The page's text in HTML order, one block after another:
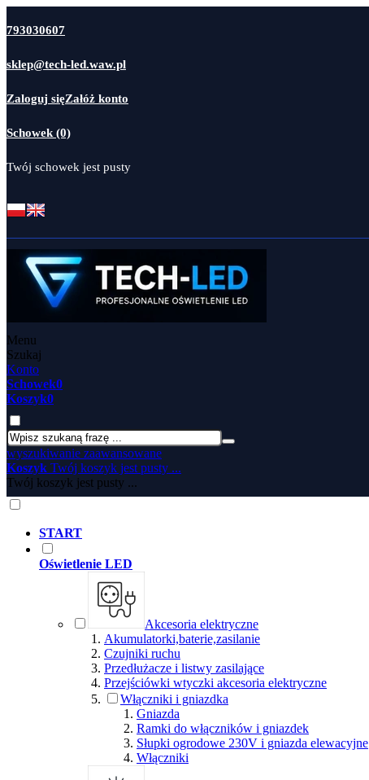
793030607
sklep@tech-led.waw.pl
Zaloguj sięZałóż konto
Schowek (0)
Twój schowek jest pusty
Menu
Szukaj
Konto
Schowek0
Koszyk0
wyszukiwanie zaawansowane
Koszyk Twój koszyk jest pusty ...
Twój koszyk jest pusty ...
START
Oświetlenie LED
Akcesoria elektryczne
Akumulatorki,baterie,zasilanie
Czujniki ruchu
Przedłużacze i listwy zasilające
Przejściówki wtyczki akcesoria elektryczne
Włączniki i gniazdka
Gniazda
Ramki do włączników i gniazdek
Słupki ogrodowe 230V i gniazda elewacyjne
Włączniki